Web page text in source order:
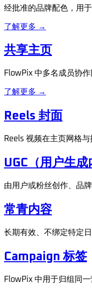
经批准的品牌配色，用
了解更多 →
共享主页
FlowPix 中多名成员协
了解更多 →
Reels 封面
Reels 视频在主页网格与
UGC（用户生成
由用户或粉丝创作、品
常青内容
长期有效、不绑定特定
Campaign 标签
FlowPix 中用于归组同一